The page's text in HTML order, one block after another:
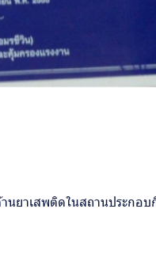
นยาเสพติดในสถานประกอบ